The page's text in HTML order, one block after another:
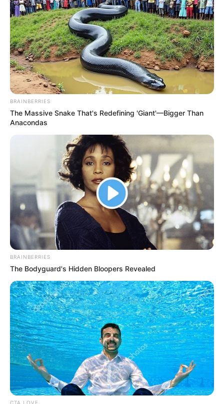
(foto: instagram/ray_samuraitattooo)
2. Tak melulu menggambar tubuh kucing secara
penuh, desain muka kucing seperti ini juga gak kalah
BRAINBERRIES
The Massive Snake That's Redefining 'Giant'—Bigger Than
Anacondas
BRAINBERRIES
The Bodyguard's Hidden Bloopers Revealed
CTA LOVE